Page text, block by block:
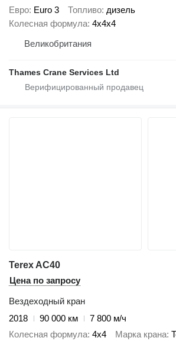
Евро Euro 3 Топливо дизель
Колесная формула 4x4x4
Великобритания
Thames Crane Services Ltd
Terex AC40
Цена по запросу
Вездеходный кран
2018
90 000 км
7 800 м/ч
Колесная формула 4x4 Марка крана